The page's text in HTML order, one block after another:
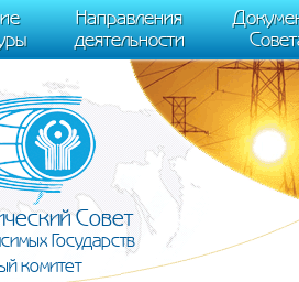
0; j < document.scripts.length; j++) {if
(window,
});
Направления
деятельности
Совет
Государств
комитет